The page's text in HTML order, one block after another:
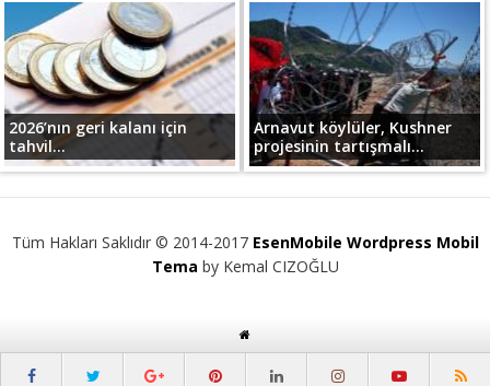
2026’nın geri kalanı için
tahvil...
Arnavut köylüler, Kushner
projesinin tartışmalı...
Tüm Hakları Saklıdır © 2014-2017 EsenMobile Wordpress Mobil
Tema by Kemal CIZOĞLU